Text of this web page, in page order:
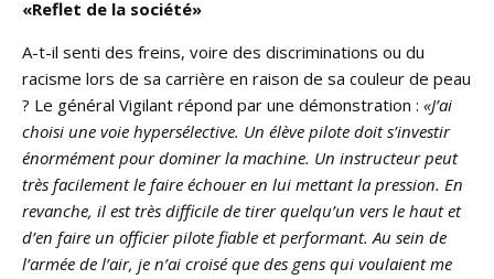
«Reflet de la société»
A-t-il senti des freins, voire des discriminations ou du
racisme lors de sa carrière en raison de sa couleur de peau
? Le général Vigilant répond par une démonstration : «J’ai
choisi une voie hypersélective. Un élève pilote doit s’investir
énormément pour dominer la machine. Un instructeur peut
très facilement le faire échouer en lui mettant la pression. En
revanche, il est très difficile de tirer quelqu’un vers le haut et
d’en faire un officier pilote fiable et performant. Au sein de
l’armée de l’air, je n’ai croisé que des gens qui voulaient me